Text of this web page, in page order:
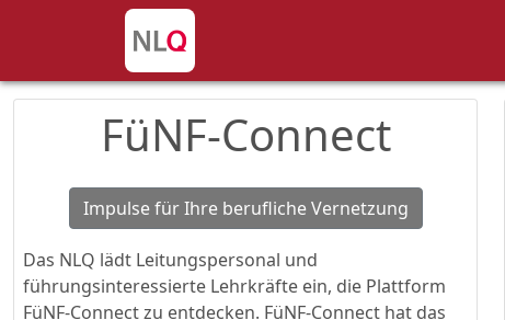
FüNF-Connect
Impulse für Ihre berufliche Vernetzung
Das NLQ lädt Leitungspersonal und
führungsinteressierte Lehrkräfte ein, die Plattform
FüNF-Connect zu entdecken. FüNF-Connect hat das